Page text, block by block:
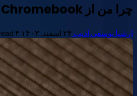
چرا من از Chromebook به عنوان لپ تاپ مسافرتی خود استفاده می کنم – و چگونه آن را نگه دارید
ارشیا یوسفی ادیب ۲۴ اسفند, ۱۴۰۳ ۴ min read